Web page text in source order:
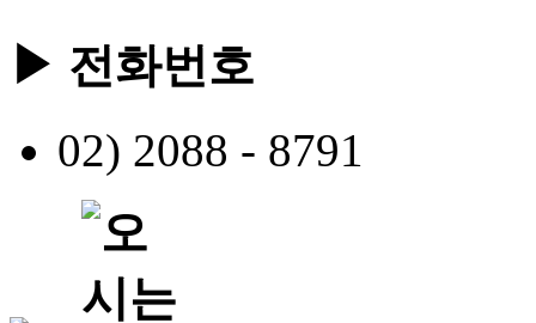
▶ 전화번호
02) 2088 - 8791